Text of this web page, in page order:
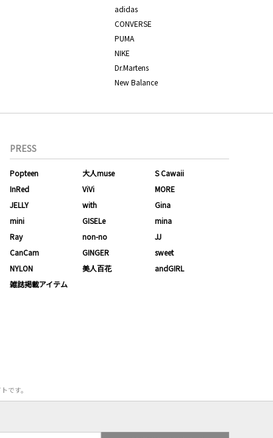
adidas
CONVERSE
PUMA
NIKE
Dr.Martens
New Balance
PRESS
Popteen 大人muse
S Cawaii
InRed
ViVi
MORE
JELLY
with
Gina
mini
GISELe
mina
Ray
non-no
JJ
CanCam
GINGER
sweet
NYLON
美人百花
andGIRL
雑誌掲載アイテム
です。